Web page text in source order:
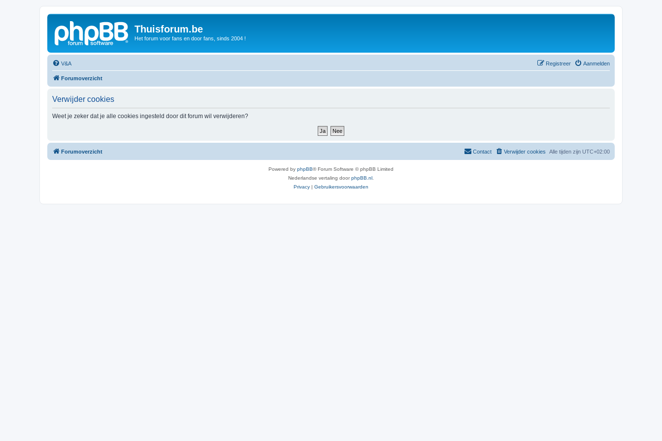
Thuisforum.be
Het forum voor fans en door fans, sinds 2004 !
V&A Aanmelden
Registreer
Forumoverzicht
Verwijder cookies
Weet je zeker dat je alle cookies ingesteld door dit forum wil verwijderen?
Forumoverzicht Alle tijden zijn UTC+02:00
Verwijder cookies
Contact
Powered by phpBB® Forum Software © phpBB Limited
Nederlandse vertaling doorphpBB.nl
Privacy | Gebruikersvoorwaarden